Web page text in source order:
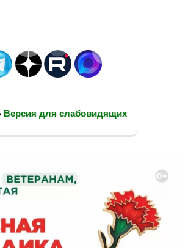
Версия для слабовидящих